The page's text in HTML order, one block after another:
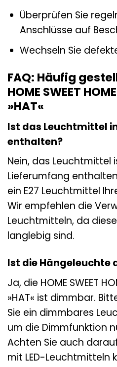
Überprüfen Sie
Anschlüsse auf
Wechseln Sie
FAQ: Häufig
HOME SWEET
»HAT«
Ist das Leuchtmittel
enthalten?
Nein, das Leuchtmittel
Lieferumfang
ein E27 Leuchtmittel
Wir empfehlen die
Leuchtmitteln, da
langlebig sind.
Ist die Hängeleuchte
Ja, die HOME SWEET
»HAT« ist dimmbar.
Sie ein dimmbares
um die Dimmfunktion
Achten Sie auch
mit LED-Leuchtmitteln